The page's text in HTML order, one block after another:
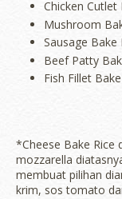
Chicken Cutlet
Mushroom
Sausage Bake
Beef Patty
Fish Fillet
*Cheese Bake Rice
mozzarella
membuat pilihan
krim, sos tomato